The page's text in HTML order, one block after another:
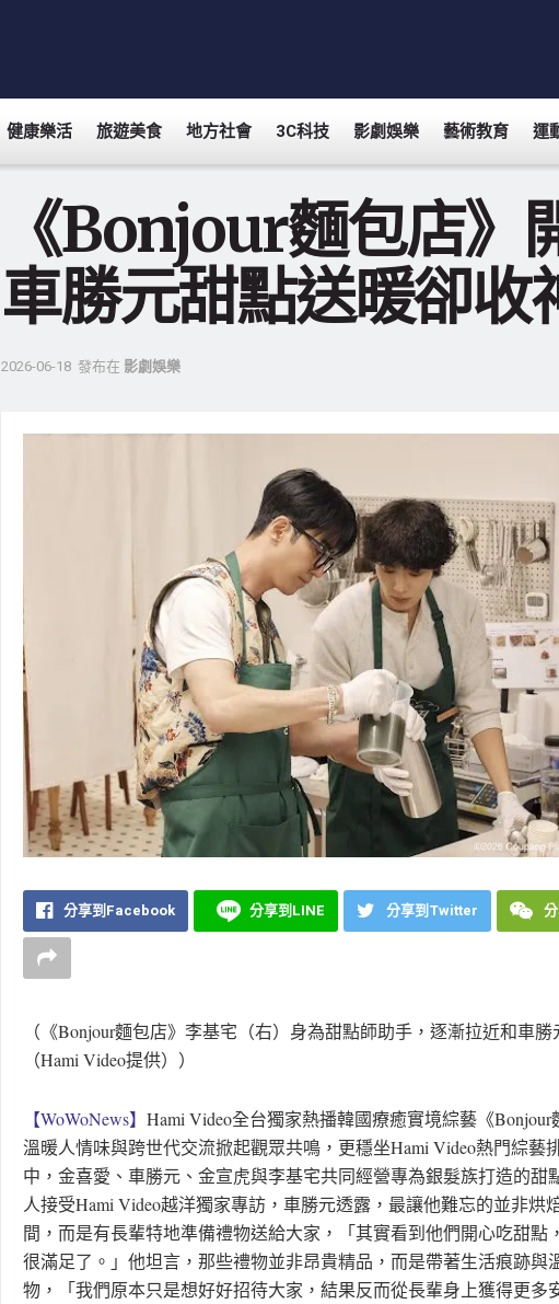
健康樂活 旅遊美食 地方社會 3C科技 影劇娛樂 藝術教育 運
《Bonjour麵包店》
車勝元甜點送暖卻收
2026-06-18 發布在 影劇娛樂
分享到Facebook 分享到LINE 分享到Twitter
（《Bonjour麵包店》李基宅（右）身為甜點師助手，逐漸拉近和車
（Hami Video提供））
【WoWoNews】 Hami Video全台獨家熱播韓國療癒實境綜藝《Bonjour
溫暖人情味與跨世代交流掀起觀眾共鳴，更穩坐Hami Video熱門綜藝
中，金喜愛、車勝元、金宣虎與李基宅共同經營專為銀髮族打造的甜
人接受Hami Video越洋獨家專訪，車勝元透露，最讓他難忘的並非烘
間，而是有長輩特地準備禮物送給大家，「其實看到他們開心吃甜點
很滿足了。」他坦言，那些禮物並非昂貴精品，而是帶著生活痕跡與
物，「我們原本只是想好好招待大家，結果反而從長輩身上獲得更多